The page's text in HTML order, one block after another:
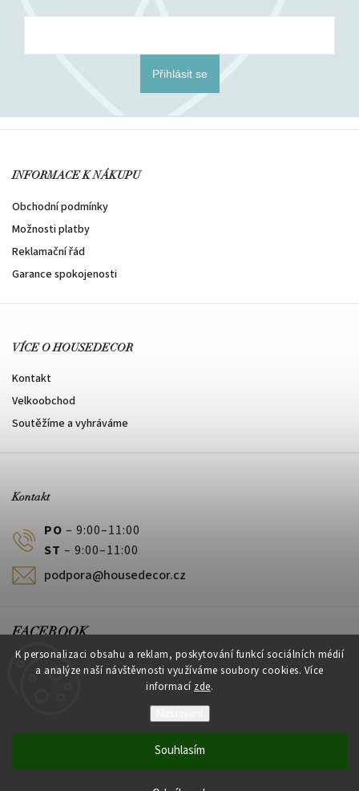
K personalizaci obsahu a reklam, poskytování funkcí sociálních médií
a analýze naší návštěvnosti využíváme soubory cookies. Více
informací zde.
Souhlasím
Přihlásit se
INFORMACE K NÁKUPU
Obchodní podmínky
Možnosti platby
Reklamační řád
Garance spokojenosti
VÍCE O HOUSEDECOR
Kontakt
Velkoobchod
Soutěžíme a vyhráváme
Kontakt
PO – 9:00–11:00
ST – 9:00–11:00
podpora@housedecor.cz
FACEBOOK
Vytvořil Shoptet